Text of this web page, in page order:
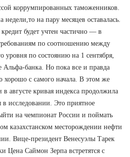
коррумпированных таможенников.
на пару месяцев оставалась.
будет учтен частично — в
по соотношению между
уровня по состоянию на 1 сентября,
Альфа-банка. Но пока все и правда
хорошо с самого начала. В этом же
августе кривая индекса продолжила
в исследовании. Это приятное
на чемпионат России и поймать
казахстанском месторождении нефти
Вице-президент Венесуэлы Тарек
Цена Саймон Зерпа встретятся с